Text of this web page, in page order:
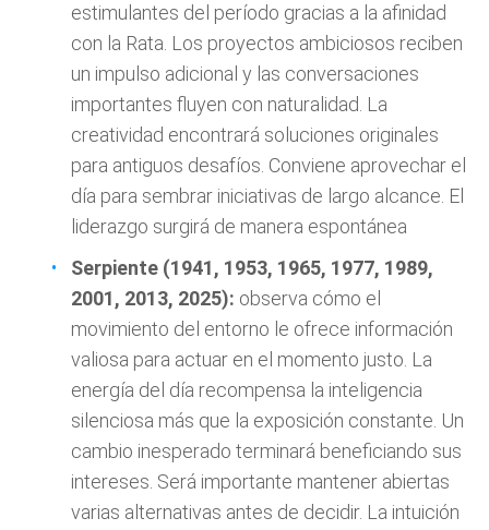
estimulantes del período gracias a la afinidad
con la Rata. Los proyectos ambiciosos reciben
un impulso adicional y las conversaciones
importantes fluyen con naturalidad. La
creatividad encontrará soluciones originales
para antiguos desafíos. Conviene aprovechar el
día para sembrar iniciativas de largo alcance. El
liderazgo surgirá de manera espontánea
Serpiente (1941, 1953, 1965, 1977, 1989,
2001, 2013, 2025): observa cómo el
movimiento del entorno le ofrece información
valiosa para actuar en el momento justo. La
energía del día recompensa la inteligencia
silenciosa más que la exposición constante. Un
cambio inesperado terminará beneficiando sus
intereses. Será importante mantener abiertas
varias alternativas antes de decidir. La intuición